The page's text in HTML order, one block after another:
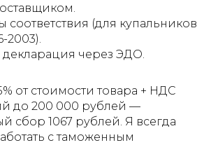
соответствия (для купальников
2003).
через ЭДО.
от стоимости товара + НДС
до 200 000 рублей —
сбор 1067 рублей. Я всегда
с таможенным